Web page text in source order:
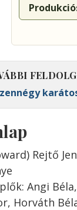
Rejtő
Angi
Horváth